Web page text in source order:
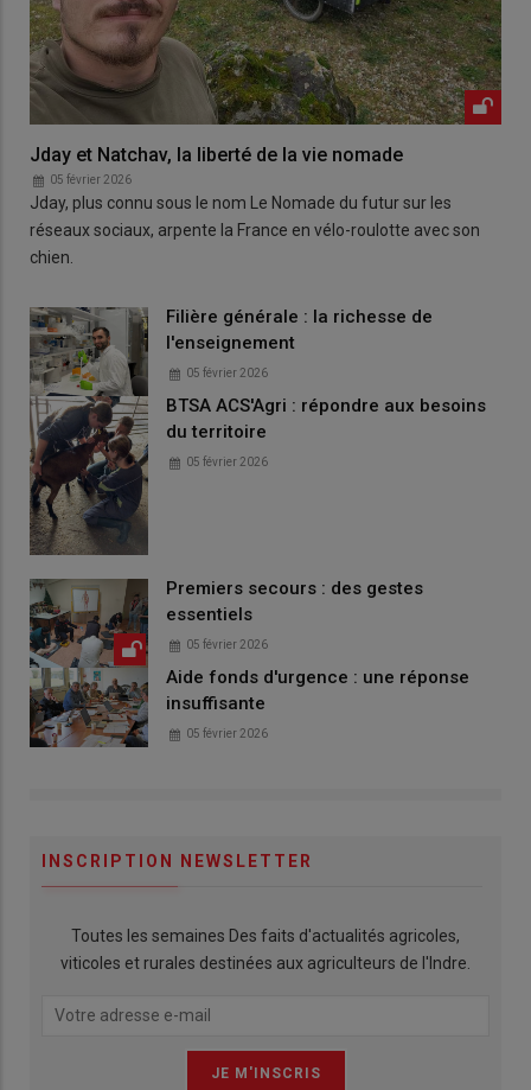
Jday et Natchav, la liberté de la vie nomade
05 février 2026
Jday, plus connu sous le nom Le Nomade du futur sur les
réseaux sociaux, arpente la France en vélo-roulotte avec son
chien.
Filière générale : la richesse de
l'enseignement
05 février 2026
BTSA ACS'Agri : répondre aux besoins
du territoire
05 février 2026
Premiers secours : des gestes
essentiels
05 février 2026
Aide fonds d'urgence : une réponse
insuffisante
05 février 2026
INSCRIPTION NEWSLETTER
Toutes les semaines Des faits d'actualités agricoles,
viticoles et rurales destinées aux agriculteurs de l'Indre.